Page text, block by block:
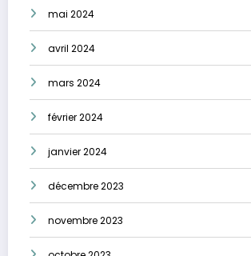
mai 2024
avril 2024
mars 2024
février 2024
janvier 2024
décembre 2023
novembre 2023